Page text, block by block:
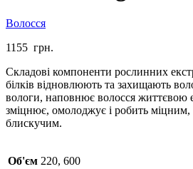
Волосся
1155 грн.
Складові компоненти рослинних
білків відновлюють та захищають
вологи, наповнює волосся життєвою
зміцнює, омолоджує і робить
блискучим.
Об'єм 220, 600